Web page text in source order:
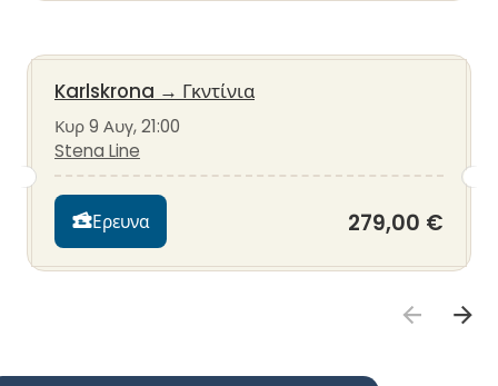
Karlskrona → Γκντίνια
Κυρ 9 Αυγ, 21:00
Stena Line
Ερευνα 279,00 €